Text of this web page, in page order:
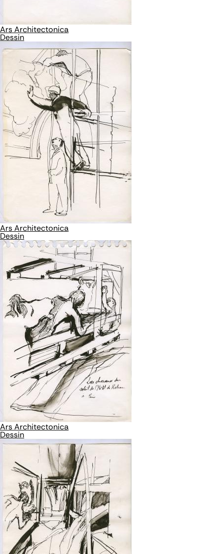
Ars Architectonica
Dessin
Ars Architectonica
Dessin
Ars Architectonica
Dessin